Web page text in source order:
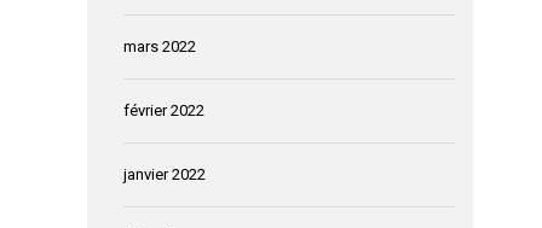
mars 2022
février 2022
janvier 2022